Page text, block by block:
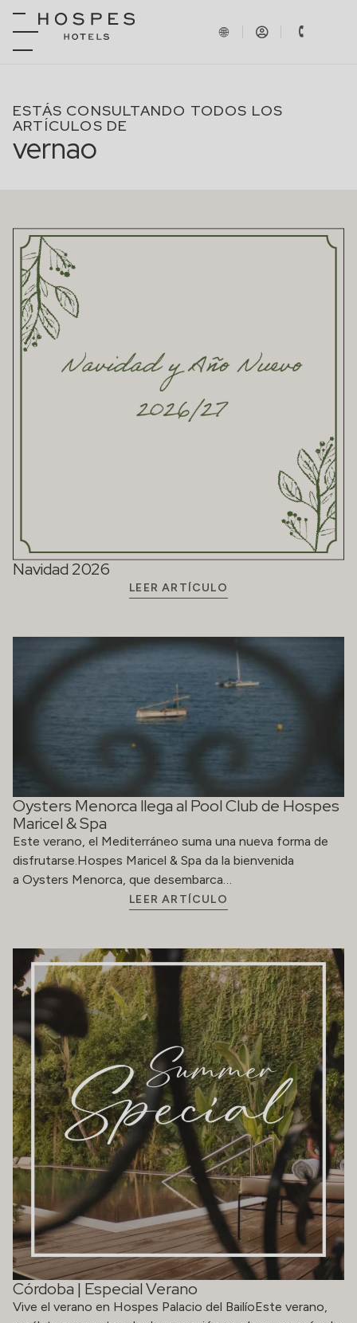
ESTÁS CONSULTANDO TODOS LOS
ARTÍCULOS DE
vernao
Navidad 2026
LEER ARTÍCULO
Oysters Menorca llega al Pool Club de Hospes
Maricel & Spa
Este verano, el Mediterráneo suma una nueva forma de
disfrutarse.Hospes Maricel & Spa da la bienvenida
a Oysters Menorca, que desembarca…
LEER ARTÍCULO
Córdoba | Especial Verano
Vive el verano en Hospes Palacio del BailíoEste verano,